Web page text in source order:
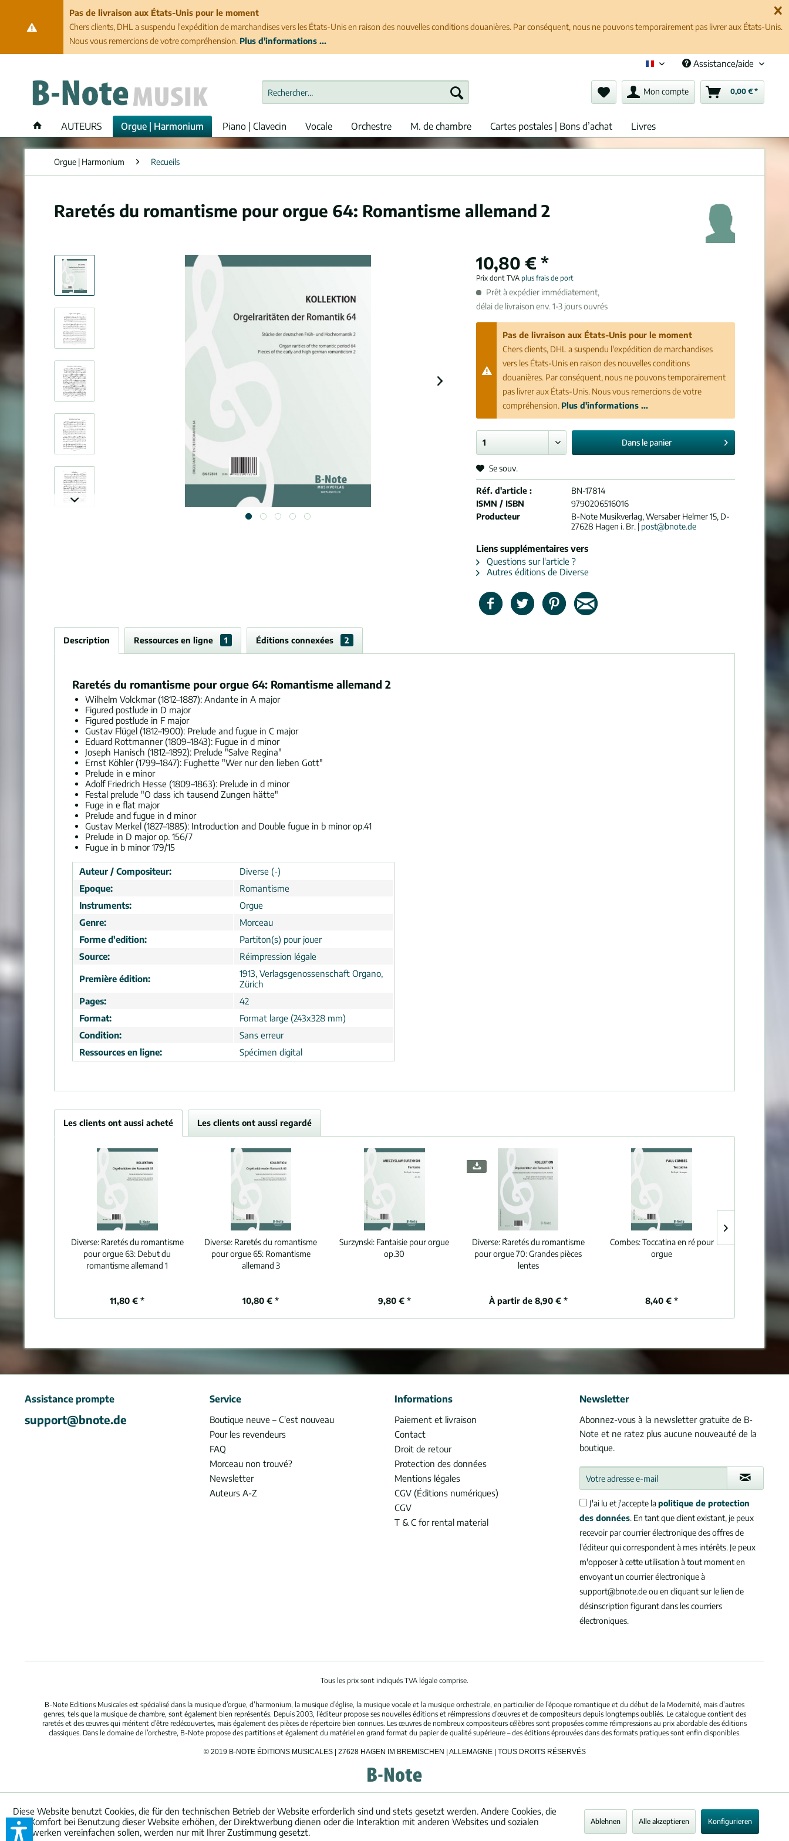
Pas de livraison aux États-Unis pour le moment
Chers clients, DHL a suspendu l'expédition de marchandises vers les États-Unis en raison des nouvelles conditions douanières. Par conséquent, nous ne pouvons temporairement pas livrer aux États-Unis.
Nous vous remercions de votre compréhension. Plus d'informations ...
Français (fr)Assistance/aide
Mon compte 0,00 € *
AUTEURS Orgue | Harmonium Piano | Clavecin Vocale Orchestre M. de chambre Cartes postales | Bons d’achat Livres
Orgue | Harmonium Recueils
Raretés du romantisme pour orgue 64: Romantisme allemand 2
10,80 € *
Prix dont TVAplus frais de port
Prêt à expédier immédiatement,
délai de livraison env. 1-3 jours ouvrés
Pas de livraison aux États-Unis pour le moment
Chers clients, DHL a suspendu l'expédition de marchandises
vers les États-Unis en raison des nouvelles conditions
douanières. Par conséquent, nous ne pouvons temporairement
pas livrer aux États-Unis. Nous vous remercions de votre
compréhension. Plus d'informations ...
Dans le panier
Se souv.
Réf. d'article :
BN-17814
ISMN / ISBN
9790206516016
Producteur
B-Note Musikverlag, Wersaber Helmer 15, D-
27628 Hagen i. Br. | post@bnote.de
Liens supplémentaires vers
Questions sur l'article ?
Autres éditions de Diverse
Description Ressources en ligne 1 Éditions connexées 2
Raretés du romantisme pour orgue 64: Romantisme allemand 2
Wilhelm Volckmar (1812–1887): Andante in A major
Figured postlude in D major
Figured postlude in F major
Gustav Flügel (1812–1900): Prelude and fugue in C major
Eduard Rottmanner (1809–1843): Fugue in d minor
Joseph Hanisch (1812–1892): Prelude "Salve Regina"
Ernst Köhler (1799–1847): Fughette "Wer nur den lieben Gott"
Prelude in e minor
Adolf Friedrich Hesse (1809–1863): Prelude in d minor
Festal prelude "O dass ich tausend Zungen hätte"
Fuge in e flat major
Prelude and fugue in d minor
Gustav Merkel (1827–1885): Introduction and Double fugue in b minor op.41
Prelude in D major op. 156/7
Fugue in b minor 179/15
Auteur / Compositeur:
Diverse (-)
Epoque:
Romantisme
Instruments:
Orgue
Genre:
Morceau
Forme d'edition:
Partiton(s) pour jouer
Source:
Réimpression légale
Première édition:
1913, Verlagsgenossenschaft Organo,
Zürich
Pages:
42
Format:
Format large (243x328 mm)
Condition:
Sans erreur
Ressources en ligne:
Spécimen digital
Les clients ont aussi acheté Les clients ont aussi regardé
Diverse: Raretés du romantisme
pour orgue 63: Debut du
romantisme allemand 1
11,80 € *
Diverse: Raretés du romantisme
pour orgue 65: Romantisme
allemand 3
10,80 € *
Surzynski: Fantaisie pour orgue
op.30
9,80 € *
Diverse: Raretés du romantisme
pour orgue 70: Grandes pièces
lentes
À partir de 8,90 € *
Combes:Toccatina en ré pour
orgue
8,40 € *
Assistance prompte
support@bnote.de
Service
Boutique neuve – C'est nouveau
Pour les revendeurs
FAQ
Morceau non trouvé?
Newsletter
Auteurs A-Z
Informations
Paiement et livraison
Contact
Droit de retour
Protection des données
Mentions légales
CGV (Éditions numériques)
CGV
T & C for rental material
Newsletter
Abonnez-vous à la newsletter gratuite de B-
Note et ne ratez plus aucune nouveauté de la
boutique.
J'ai lu et j'accepte lapolitique de protection
des données. En tant que client existant, je peux
recevoir par courrier électronique des offres de
l'éditeur qui correspondent à mes intérêts. Je peux
m'opposer à cette utilisation à tout moment en
envoyant un courrier électronique à
support@bnote.de ou en cliquant sur le lien de
désinscription figurant dans les courriers
électroniques.
Tous les prix sont indiqués TVA légale comprise.
B-Note Editions Musicales est spécialisé dans la musique d’orgue, d’harmonium, la musique d’église, la musique vocale et la musique orchestrale, en particulier de l’époque romantique et du début de la Modernité, mais d’autres
genres, tels que la musique de chambre, sont également bien représentés. Depuis 2003, l’éditeur propose ses nouvelles éditions et réimpressions d’œuvres et de compositeurs depuis longtemps oubliés. Le catalogue contient des
raretés et des œuvres qui méritent d’être redécouvertes, mais également des pièces de répertoire bien connues. Les œuvres de nombreux compositeurs célèbres sont proposées comme réimpressions au prix abordable des éditions
classiques. Dans le domaine de l’orchestre, B-Note propose des partitions et également du matériel en grand format du papier de qualité supérieure – des éditions éprouvées dans des formats pratiques sont enfin disponibles.
© 2019 B-NOTE ÉDITIONS MUSICALES | 27628 HAGEN IM BREMISCHEN | ALLEMAGNE | TOUS DROITS RÉSERVÉS
Diese Website benutzt Cookies, die für den technischen Betrieb der Website erforderlich sind und stets gesetzt werden. Andere Cookies, die
den Komfort bei Benutzung dieser Website erhöhen, der Direktwerbung dienen oder die Interaktion mit anderen Websites und sozialen
Netzwerken vereinfachen sollen, werden nur mit Ihrer Zustimmung gesetzt.
Ablehnen Alle akzeptieren Konfigurieren